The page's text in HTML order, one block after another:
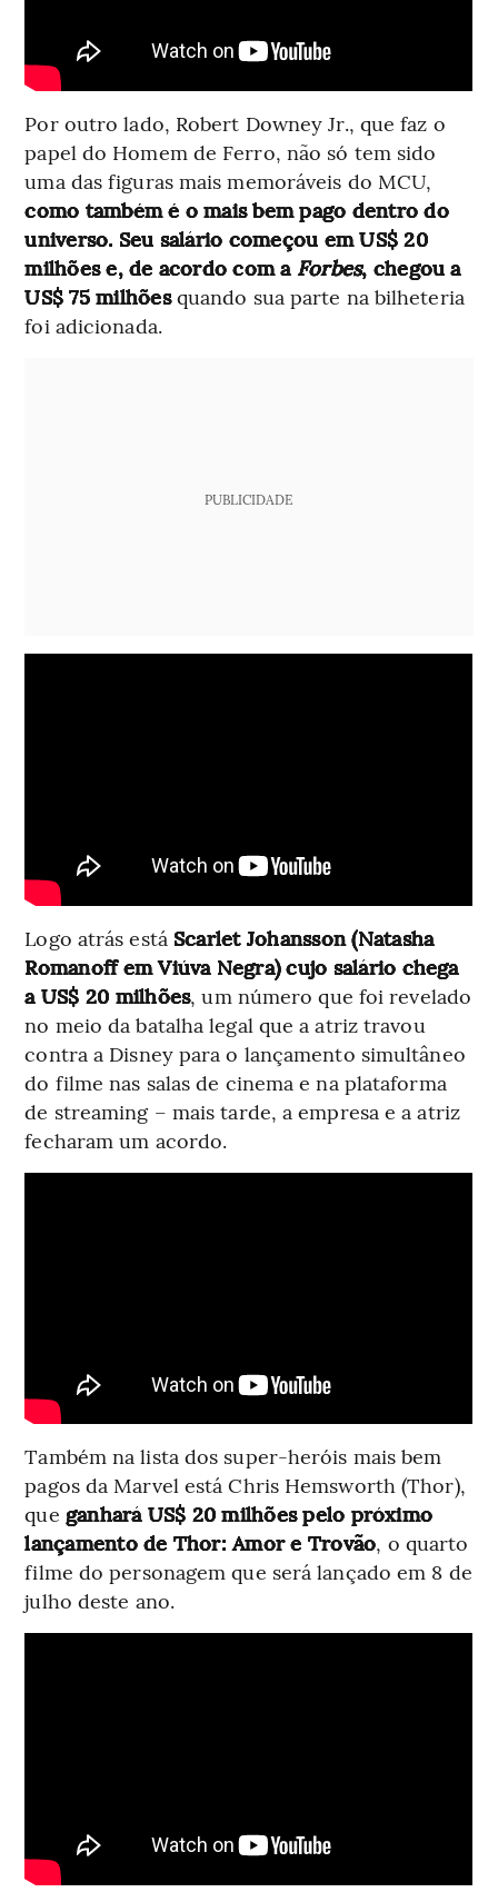
Por outro lado, Robert Downey Jr., que faz o
papel do Homem de Ferro, não só tem sido
uma das figuras mais memoráveis do MCU,
como também é o mais bem pago dentro do
universo. Seu salário começou em US$ 20
milhões e, de acordo com a Forbes, chegou a
US$ 75 milhõesquando sua parte na bilheteria
foi adicionada.
PUBLICIDADE
Logo atrás está Scarlet Johansson (Natasha
Romanoff em Viúva Negra) cujo salário chega
a US$ 20 milhões, um número que foi revelado
no meio da batalha legal que a atriz travou
contra a Disney para o lançamento simultâneo
do filme nas salas de cinema e na plataforma
de streaming – mais tarde, a empresa e a atriz
fecharam um acordo.
Também na lista dos super-heróis mais bem
pagos da Marvel está Chris Hemsworth (Thor),
que ganhará US$ 20 milhões pelo próximo
lançamento de Thor: Amor e Trovão, o quarto
filme do personagem que será lançado em 8 de
julho deste ano.